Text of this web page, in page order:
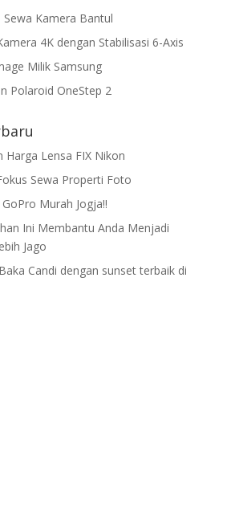
Kamera Bantul
4K dengan Stabilisasi 6-Axis
Milik Samsung
Polaroid OneStep 2
Harga Lensa FIX Nikon
Sewa Properti Foto
GoPro Murah Jogja!!
Ini Membantu Anda Menjadi
Jago
Candi dengan sunset terbaik di